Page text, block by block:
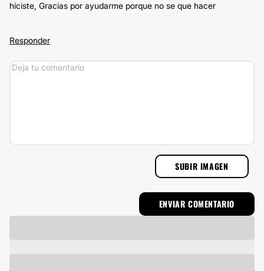
hiciste, Gracias por ayudarme porque no se que hacer
Responder
SUBIR IMAGEN